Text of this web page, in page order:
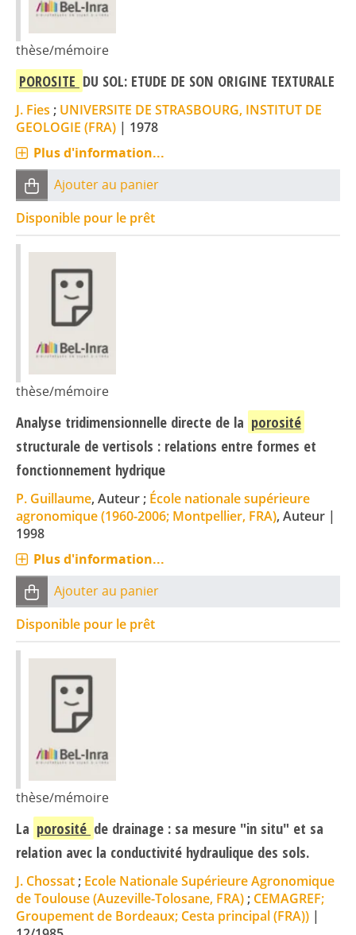
thèse/mémoire
POROSITE DU SOL: ETUDE DE SON ORIGINE TEXTURALE
J. Fies ; UNIVERSITE DE STRASBOURG, INSTITUT DE
GEOLOGIE (FRA) | 1978
Plus d'information...
Ajouter au panier
Disponible pour le prêt
thèse/mémoire
Analyse tridimensionnelle directe de la porosité
structurale de vertisols : relations entre formes et
fonctionnement hydrique
P. Guillaume, Auteur ; École nationale supérieure
agronomique (1960-2006; Montpellier, FRA), Auteur |
1998
Plus d'information...
Ajouter au panier
Disponible pour le prêt
thèse/mémoire
La porosité de drainage : sa mesure "in situ" et sa
relation avec la conductivité hydraulique des sols.
J. Chossat ; Ecole Nationale Supérieure Agronomique
de Toulouse (Auzeville-Tolosane, FRA) ; CEMAGREF;
Groupement de Bordeaux; Cesta principal (FRA)) |